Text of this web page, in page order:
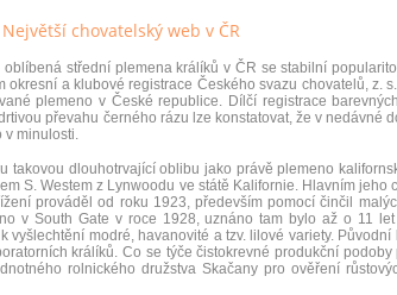
Největší chovatelský web v ČR
střední plemena králíků v ČR se stabilní
okresní a klubové registrace Českého svazu chovatelů, z.
plemeno v České republice. Dílčí registrace
převahu černého rázu lze konstatovat, že v nedávné
v minulosti.
takovou dlouhotrvající oblibu jako právě plemeno
S. Westem z Lynwoodu ve státě Kalifornie. Hlavním jeho
prováděl od roku 1923, především pomocí činčil
v South Gate v roce 1928, uznáno tam bylo až o 11
vyšlechtění modré, havanovité a tzv. lilové variety.
králíků. Co se týče čistokrevné produkční
rolnického družstva Skačany pro ověření